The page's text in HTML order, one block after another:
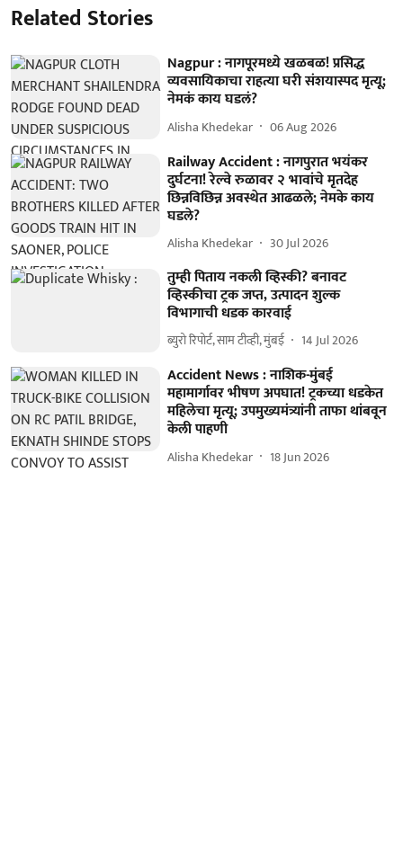
Related Stories
Nagpur : नागपूरमध्ये खळबळ! प्रसिद्ध
व्यवसायिकाचा राहत्या घरी संशयास्पद मृत्यू;
नेमकं काय घडलं?
Alisha Khedekar 06 Aug 2026
Railway Accident : नागपुरात भयंकर
दुर्घटना! रेल्वे रुळावर २ भावांचे मृतदेह
छिन्नविछिन्न अवस्थेत आढळले; नेमके काय
घडले?
Alisha Khedekar 30 Jul 2026
तुम्ही पिताय नकली व्हिस्की? बनावट
व्हिस्कीचा ट्रक जप्त, उत्पादन शुल्क
विभागाची धडक कारवाई
ब्युरो रिपोर्ट, साम टीव्ही, मुंबई 14 Jul 2026
Accident News : नाशिक-मुंबई
महामार्गावर भीषण अपघात! ट्रकच्या धडकेत
महिलेचा मृत्यू; उपमुख्यमंत्र्यांनी ताफा थांबवून
केली पाहणी
Alisha Khedekar 18 Jun 2026